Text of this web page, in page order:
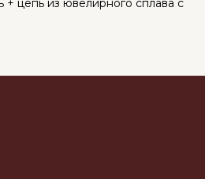
+ цепь из ювелирного сплава с